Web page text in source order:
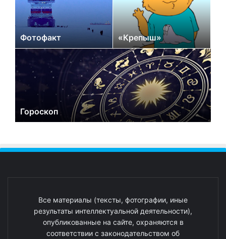
Фотофакт «Крепыш»
Гороскоп
Все материалы (тексты, фотографии, иные
результаты интеллектуальной деятельности),
опубликованные на сайте, охраняются в
соответствии с законодательством об